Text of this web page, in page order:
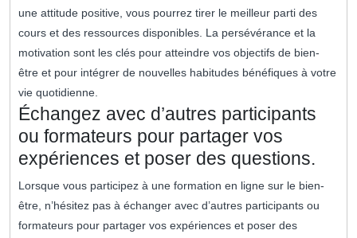
une attitude positive, vous pourrez tirer le meilleur parti des
cours et des ressources disponibles. La persévérance et la
motivation sont les clés pour atteindre vos objectifs de bien-
être et pour intégrer de nouvelles habitudes bénéfiques à votre
vie quotidienne.
Échangez avec d’autres participants
ou formateurs pour partager vos
expériences et poser des questions.
Lorsque vous participez à une formation en ligne sur le bien-
être, n’hésitez pas à échanger avec d’autres participants ou
formateurs pour partager vos expériences et poser des